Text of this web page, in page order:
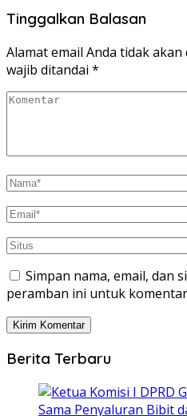
Tinggalkan Balasan
Alamat email Anda tidak
wajib ditandai *
Simpan nama, email, dan
peramban ini untuk
Berita Terbaru